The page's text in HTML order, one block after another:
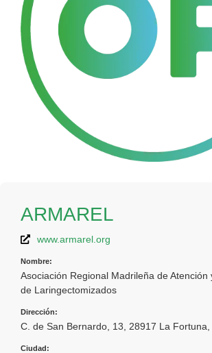
ARMAREL
www.armarel.org
Nombre:
Asociación Regional Madrileña de Atención
de Laringectomizados
Dirección:
C. de San Bernardo, 13, 28917 La Fortuna,
Ciudad: